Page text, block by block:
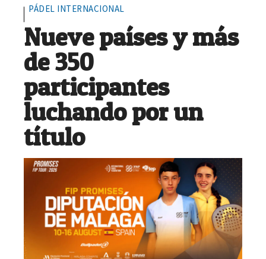
PÁDEL INTERNACIONAL
Nueve países y más
de 350
participantes
luchando por un
título